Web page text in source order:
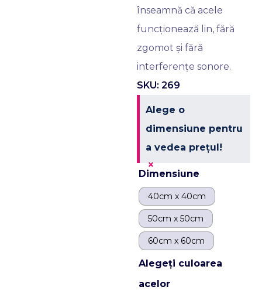
înseamnă că acele
funcționează lin, fără
zgomot și fără
interferențe sonore.
SKU: 269
Alege o
dimensiune pentru
a vedea prețul!
×
Dimensiune
40cm x 40cm
50cm x 50cm
60cm x 60cm
Alegeți culoarea
acelor